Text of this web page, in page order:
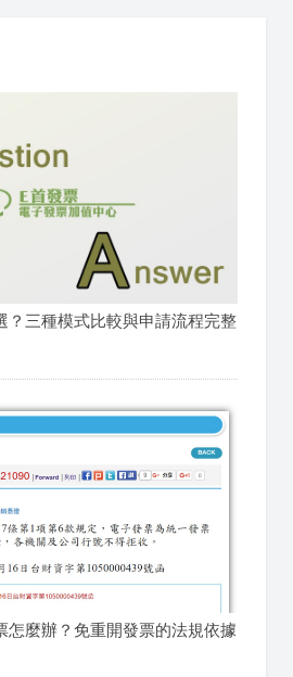
？三種模式比較與申請流程完整
怎麼辦？免重開發票的法規依據